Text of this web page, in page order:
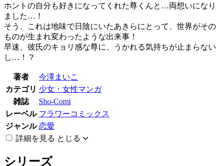
ホントの自分も好きになってくれた尊くんと…両想いになり
ました…！
そう、これは地味で日陰にいたあきらにとって、世界がその
ものが生まれ変わったような出来事！
早速、彼氏のキョリ感な尊に、うかれる気持ちが止まらない
し…！？
著者
今澤まいこ
カテゴリ 少女・女性マンガ
雑誌
Sho-Comi
レーベル フラワーコミックス
ジャンル 恋愛
詳細を見る とじる
シリーズ